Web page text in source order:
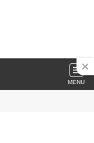
MENU